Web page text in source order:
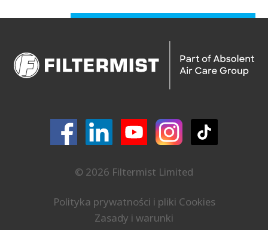
© 2026 Filtermist Limited
Polityka prywatności i pliki Cookies
Zasady i warunki